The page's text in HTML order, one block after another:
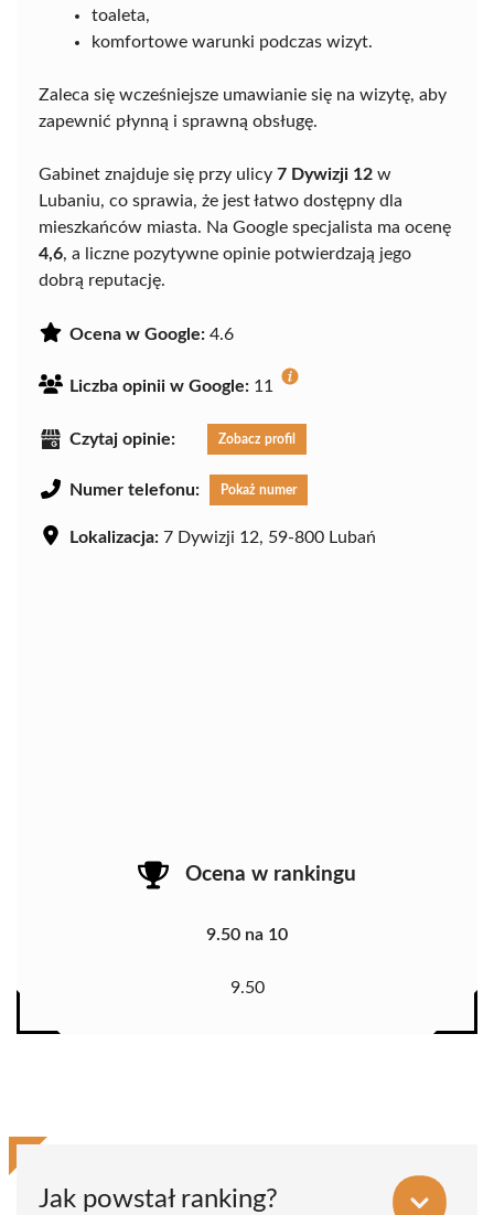
toaleta,
komfortowe warunki podczas wizyt.
Zaleca się wcześniejsze umawianie się na wizytę, aby
zapewnić płynną i sprawną obsługę.
Gabinet znajduje się przy ulicy 7 Dywizji 12 w
Lubaniu, co sprawia, że jest łatwo dostępny dla
mieszkańców miasta. Na Google specjalista ma ocenę
4,6, a liczne pozytywne opinie potwierdzają jego
dobrą reputację.
Ocena w Google: 4.6
Liczba opinii w Google: 11
Czytaj opinie: Zobacz profil
Numer telefonu: Pokaż numer
Lokalizacja: 7 Dywizji 12, 59-800 Lubań
Ocena w rankingu
9.50 na 10
9.50
Jak powstał ranking?